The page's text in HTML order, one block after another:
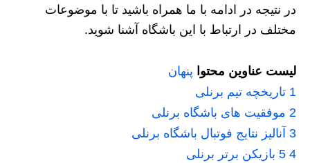
در نتیجه در ادامه با ما همراه باشید تا با موضوعات
مختلف در ارتباط با این باشگاه آشنا شوید.
لیست عناوین محتوا پنهان
1 تاریخچه تیم برنلی
2 موفقیت های باشگاه برنلی
3 آنالیز نتایج فوتبال باشگاه برنلی
4 5 بازیکن برتر برنلی